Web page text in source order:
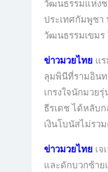
วัฒนธรรมแห่งช
ประเทศกัมพูชา
วัฒนธรรมเขมร
ข่าวมวยไทย แ
ลุมพินีที่รามอินท
เกรงใจนักมวย
ธีรเดช ได้หลับ
เงินโบนัสไม่รว
ข่าวมวยไทย เจ
และดักบวกซ้าย